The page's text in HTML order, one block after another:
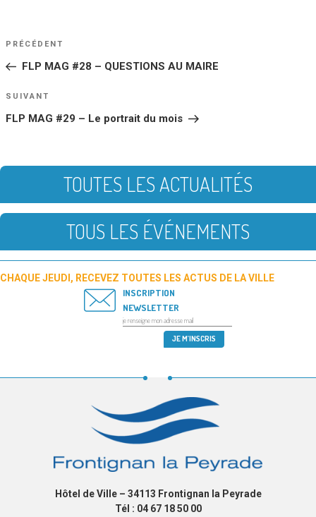
NAVIGATION
DE
Article
PRÉCÉDENT
FLP MAG #28 – QUESTIONS AU MAIRE
Article
SUIVANT
FLP MAG #29 – Le portrait du mois
TOUTES LES ACTUALITÉS
TOUS LES ÉVÉNEMENTS
CHAQUE JEUDI, RECEVEZ TOUTES LES ACTUS DE LA VILLE
INSCRIPTION
NEWSLETTER
Hôtel de Ville – 34113 Frontignan la Peyrade
Tél : 04 67 18 50 00